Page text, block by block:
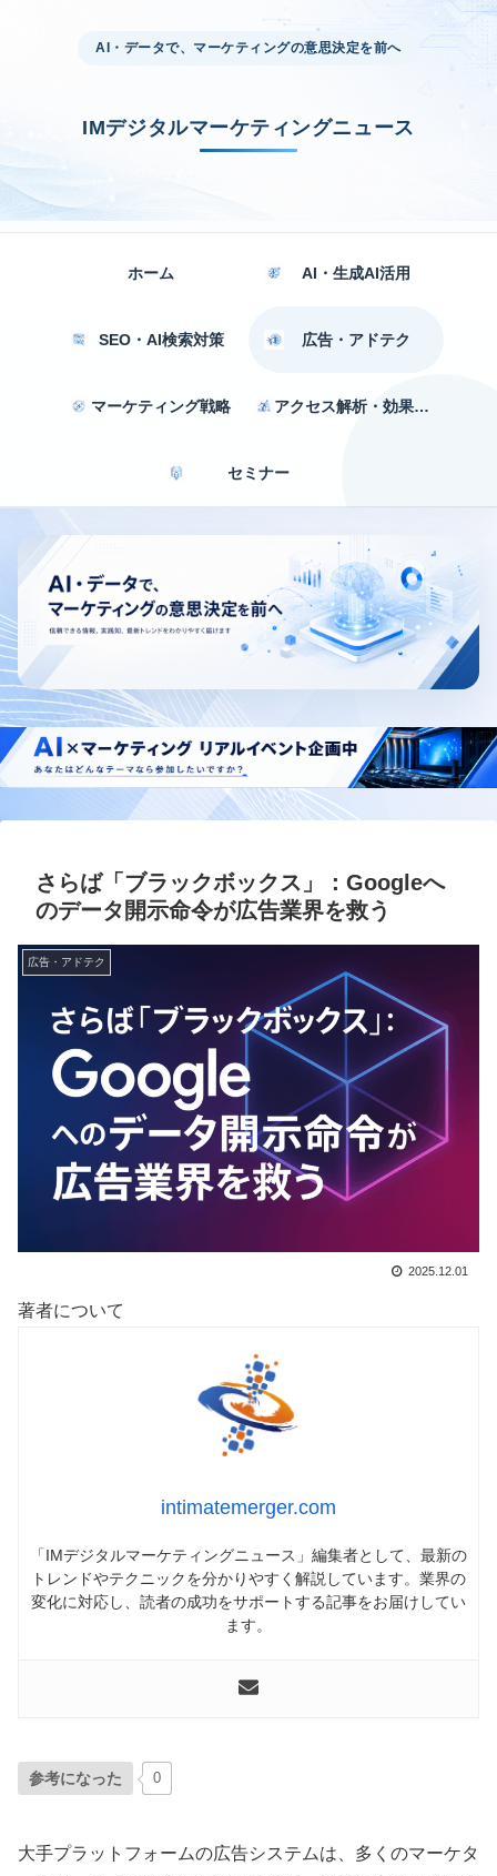
AI・データで、マーケティングの意思決定を前へ
IMデジタルマーケティングニュース
ホーム AI・生成AI活用
SEO・AI検索対策 広告・アドテク
マーケティング戦略 アクセス解析・効果測定
セミナー
さらば「ブラックボックス」：Googleへ
のデータ開示命令が広告業界を救う
広告・アドテク
2025.12.01
著者について
intimatemerger.com
「IMデジタルマーケティングニュース」編集者として、最新の
トレンドやテクニックを分かりやすく解説しています。業界の
変化に対応し、読者の成功をサポートする記事をお届けしてい
ます。
参考になった 0
大手プラットフォームの広告システムは、多くのマーケタ